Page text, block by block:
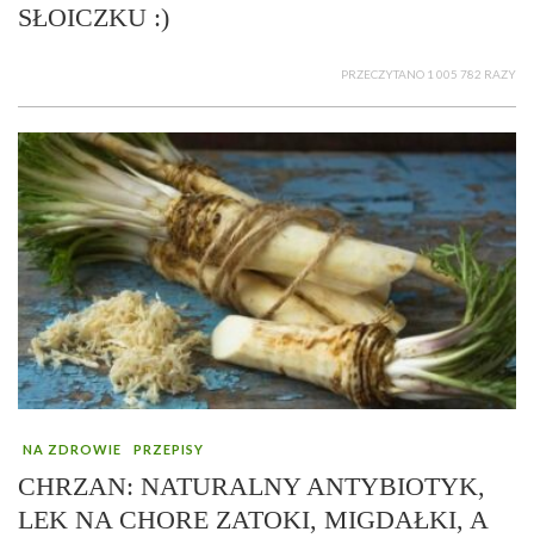
SŁOICZKU :)
PRZECZYTANO 1 005 782 RAZY
NA ZDROWIE PRZEPISY
CHRZAN: NATURALNY ANTYBIOTYK,
LEK NA CHORE ZATOKI, MIGDAŁKI, A